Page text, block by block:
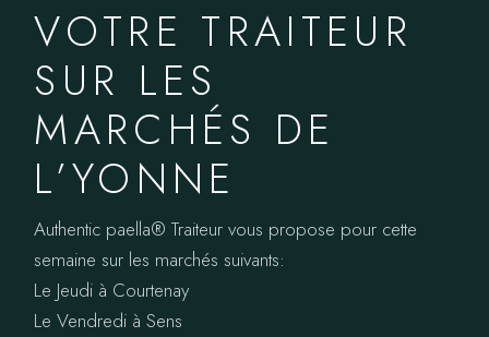
VOTRE TRAITEUR
SUR LES
MARCHÉS DE
L’YONNE
Authentic paella®️ Traiteur vous propose pour cette
semaine sur les marchés suivants:
Le Jeudi à Courtenay
Le Vendredi à Sens